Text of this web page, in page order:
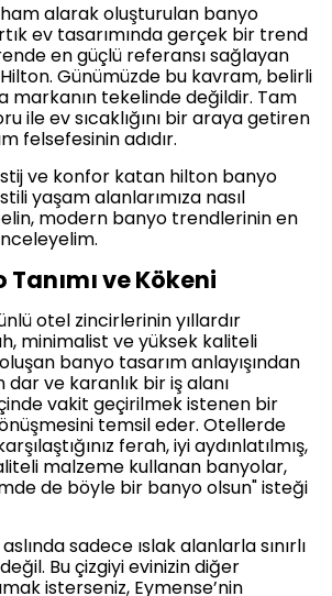
alarak oluşturulan banyo
ev tasarımında gerçek bir trend
en güçlü referansı sağlayan
Günümüzde bu kavram, belirli
markanın tekelinde değildir. Tam
ile ev sıcaklığını bir araya getiren
felsefesinin adıdır.
ve konfor katan hilton banyo
yaşam alanlarımıza nasıl
modern banyo trendlerinin en
ve Kökeni
otel zincirlerinin yıllardır
minimalist ve yüksek kaliteli
banyo tasarım anlayışından
ve karanlık bir iş alanı
vakit geçirilmek istenen bir
temsil eder. Otellerde
ferah, iyi aydınlatılmış,
malzeme kullanan banyolar,
de böyle bir banyo olsun" isteği
sadece ıslak alanlarla sınırlı
Bu çizgiyi evinizin diğer
isterseniz, Eymense’nin